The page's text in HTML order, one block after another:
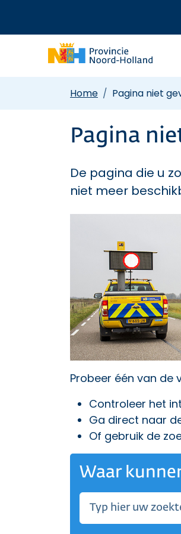
Home Pagina niet
Pagina
De pagina die u
niet meer
Probeer één van de
Controleer het
Ga direct naar
Of gebruik de
Waar